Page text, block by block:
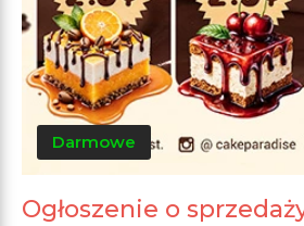
Darmowe
Ogłoszenie o